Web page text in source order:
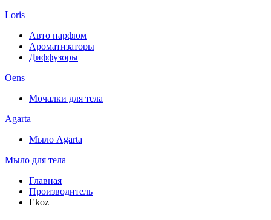
Loris
Авто парфюм
Ароматизаторы
Диффузоры
Oens
Мочалки для тела
Agarta
Мыло Agarta
Мыло для тела
Главная
Производитель
Ekoz